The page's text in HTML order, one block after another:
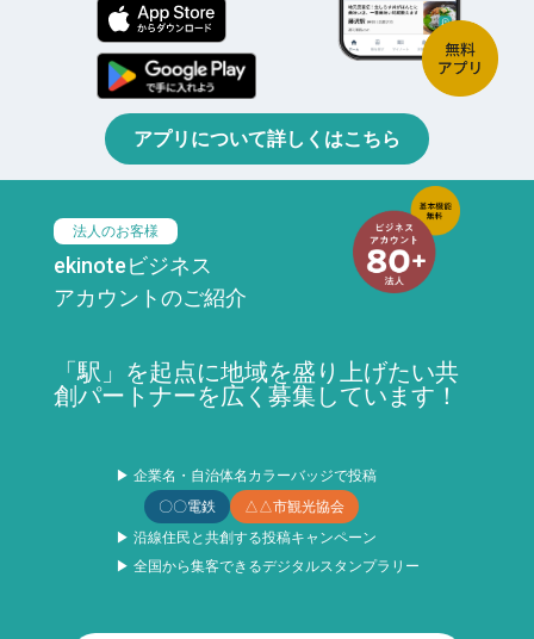
アプリについて詳しくはこちら
法人のお客様
ekinoteビジネス
アカウントのご紹介
「駅」を起点に地域を盛り上げたい共
創パートナーを広く募集しています！
▶ 企業名・自治体名カラーバッジで投稿
〇〇電鉄
△△市観光協会
▶ 沿線住民と共創する投稿キャンペーン
▶ 全国から集客できるデジタルスタンプラリー